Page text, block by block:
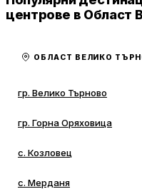
центрове в Област
ОБЛАСТ ВЕЛИКО
гр. Велико Търново
гр. Горна Оряховица
с. Козловец
с. Мерданя